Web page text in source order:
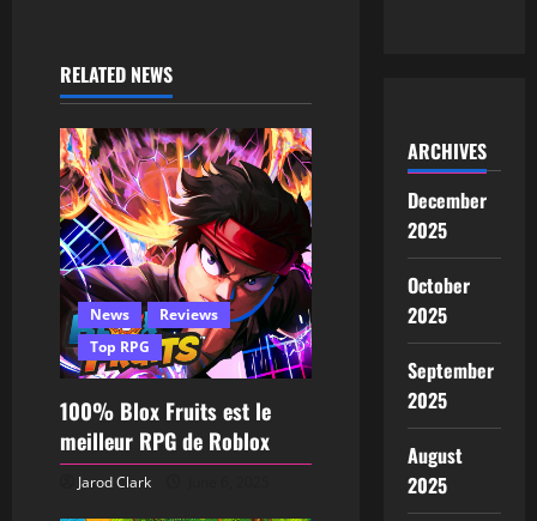
RELATED NEWS
News
Reviews
Top RPG
100% Blox Fruits est le
meilleur RPG de Roblox
Jarod Clark
ARCHIVES
December
2025
October
2025
September
2025
August
2025